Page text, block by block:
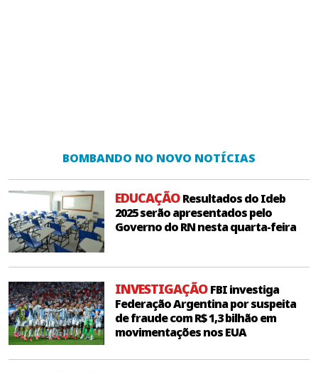
BOMBANDO NO NOVO NOTÍCIAS
EDUCAÇÃOResultados do Ideb
2025 serão apresentados pelo
Governo do RN nesta quarta-feira
INVESTIGAÇÃOFBI investiga
Federação Argentina por suspeita
de fraude com R$ 1,3 bilhão em
movimentações nos EUA